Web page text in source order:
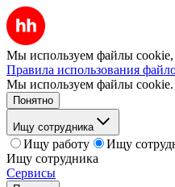
Мы используем файлы cookie,
Правила использования
Мы используем файлы cookie.
Понятно
Ищу сотрудника
Ищу работу
Ищу
Ищу сотрудника
Сервисы